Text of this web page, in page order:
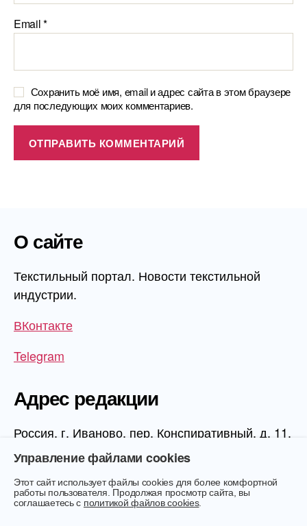
Email*
Сохранить моё имя, email и адрес сайта в этом браузере
для последующих моих комментариев.
О сайте
Текстильный портал. Новости текстильной
индустрии.
ВКонтакте
Telegram
Адрес редакции
Россия, г. Иваново, пер. Конспиративный, д. 11,
1 этаж, офис 1006
Управление файлами cookies
Этот сайт использует файлы cookies для более комфортной
работы пользователя. Продолжая просмотр сайта, вы
соглашаетесь с политикой файлов cookies.
© 2026Текстиль.Онлайн